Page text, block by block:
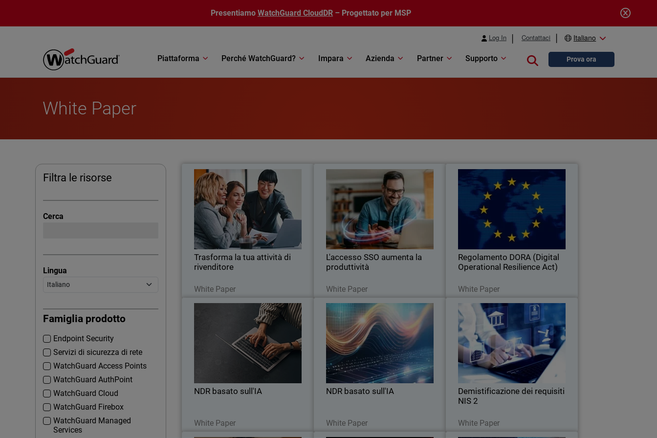
Presentiamo WatchGuard CloudDR – Progettato per MSP
Log In Contattaci Italiano
Piattaforma Perché WatchGuard? Impara Azienda Partner Supporto Close searchProva ora
White Paper
Filtra le risorse
Cerca
Lingua
Famiglia prodotto
Endpoint Security
Servizi di sicurezza di rete
WatchGuard Access Points
WatchGuard AuthPoint
WatchGuard Cloud
WatchGuard Firebox
WatchGuard Managed
Services
Thumbnail
Trasforma la tua attività di
rivenditore
White Paper
Trasforma la tua attività di
rivenditore
Guida all'aggiunta di servizi di sicurezza
gestita come MDR agli endpoint, alla
rete e/o all'identità
L'accesso SSO aumenta la
produttività
White Paper
L'accesso SSO aumenta la
produttività
Implementare il single sign-on risolve
alcune delle principali sfide che le
organizzazioni affrontano nella
sicurezza delle identità
Thumbnail
Regolamento DORA (Digital
Operational Resilience Act)
White Paper
Regolamento DORA (Digital
Operational Resilience Act)
Body
Scopri come le soluzioni WatchGuard
aiutano le entità finanziarie a
soddisfare i requisiti normativi del
nuovo Regolamento DORA
NDR basato sull'IA
White Paper
NDR basato sull'IA
Body
Scopri i cinque casi d'uso critici coperti
da ThreatSync NDR e il valore che
questo offre ai piccoli team di sicurezza.
Thumbnail
NDR basato sull'IA
White Paper
NDR basato sull'IA
Scopri i cinque casi d'uso critici coperti
da ThreatSync NDR e il valore che
questo offre ai piccoli team di sicurezza.
Thumbnail
Demistificazione dei requisiti
NIS 2
White Paper
Demistificazione dei requisiti
Body
Approfondisci i requisiti essenziali di NIS
2. Comprendi gli obblighi di sicurezza e
reporting e scopri i passaggi pratici per
raggiungere la conformità.